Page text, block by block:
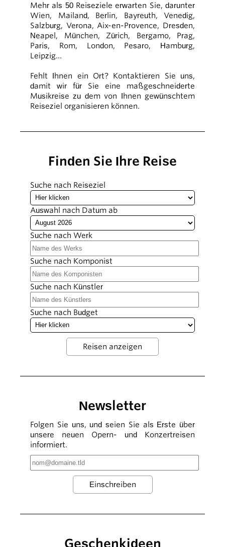
Mehr als 50 Reiseziele erwarten Sie, darunter
Wien, Mailand, Berlin, Bayreuth, Venedig,
Salzburg, Verona, Aix-en-Provence, Dresden,
Neapel, München, Zürich, Bergamo, Prag,
Paris, Rom, London, Pesaro, Hamburg,
Leipzig…
Fehlt Ihnen ein Ort? Kontaktieren Sie uns,
damit wir für Sie eine maßgeschneiderte
Musikreise zu dem von Ihnen gewünschtem
Reiseziel organisieren können.
Finden Sie Ihre Reise
Suche nach Reiseziel
Auswahl nach Datum ab
Suche nach Werk
Suche nach Komponist
Suche nach Künstler
Suche nach Budget
Newsletter
Folgen Sie uns, und seien Sie als Erste über
unsere neuen Opern- und Konzertreisen
informiert.
Geschenkideen